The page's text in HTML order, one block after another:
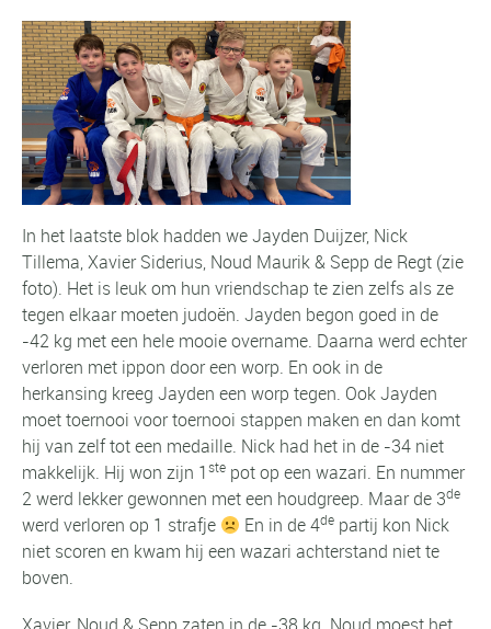
In het laatste blok hadden we Jayden Duijzer, Nick
Tillema, Xavier Siderius, Noud Maurik & Sepp de Regt (zie
foto). Het is leuk om hun vriendschap te zien zelfs als ze
tegen elkaar moeten judoën. Jayden begon goed in de
-42 kg met een hele mooie overname. Daarna werd echter
verloren met ippon door een worp. En ook in de
herkansing kreeg Jayden een worp tegen. Ook Jayden
moet toernooi voor toernooi stappen maken en dan komt
hij van zelf tot een medaille. Nick had het in de -34 niet
makkelijk. Hij won zijn 1ste pot op een wazari. En nummer
2 werd lekker gewonnen met een houdgreep. Maar de 3de
werd verloren op 1 strafje En in de 4de partij kon Nick
niet scoren en kwam hij een wazari achterstand niet te
boven.